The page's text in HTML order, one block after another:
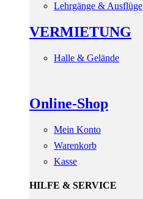
Lehrgänge & Ausflüge
VERMIETUNG
Halle & Gelände
Online-Shop
Mein Konto
Warenkorb
Kasse
HILFE & SERVICE